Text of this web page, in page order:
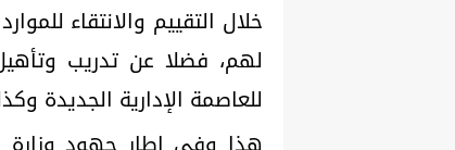
خلال التقييم والانتقاء
لهم، فضلا عن تدريب وتأهيل
للعاصمة الإدارية الجديدة